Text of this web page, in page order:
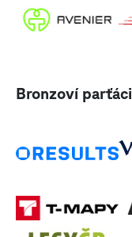
Bronzoví parťáci